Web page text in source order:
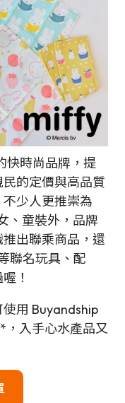
快時尚品牌，提
的定價與高品質
少人更推崇為
、童裝外，品牌
出聯乘商品，還
聯名玩具、配
！
用 Buyandship
，入手心水產品又